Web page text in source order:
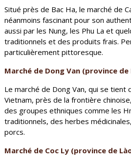
Situé près de Bac Ha, le marché de
néanmoins fascinant pour son
aussi par les Nung, les Phu La et
traditionnels et des produits frais.
particulièrement pittoresque.
Marché de Dong Van (province de
Le marché de Dong Van, qui se
Vietnam, près de la frontière
des groupes ethniques comme les
traditionnels, des herbes
porcs.
Marché de Coc Ly (province de